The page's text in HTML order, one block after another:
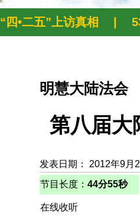
“四•二五”上访真相
明慧大陆法会
第八届大
发表日期： 2012年9月
节目长度： 44分55秒
在线收听